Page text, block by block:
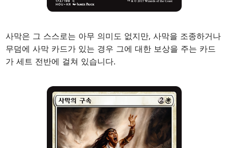
사막은 그 스스로는 아무 의미도 없지만, 사막을 조종하거나
무덤에 사막 카드가 있는 경우 그에 대한 보상을 주는 카드
가 세트 전반에 걸쳐 있습니다.